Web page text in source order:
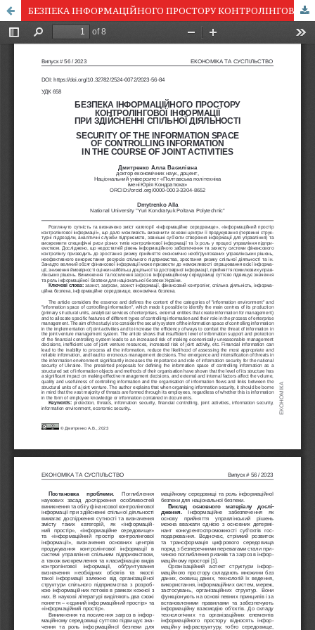
БЕЗПЕКА ІНФОРМАЦІЙНОГО ПРОСТОРУ КОНТРОЛІНГОВОЇ ІНФОРМАЦІЇ ПРИ ЗДІЙСНЕННІ СПІЛЬНОЇ ДІЯЛЬНОСТІ